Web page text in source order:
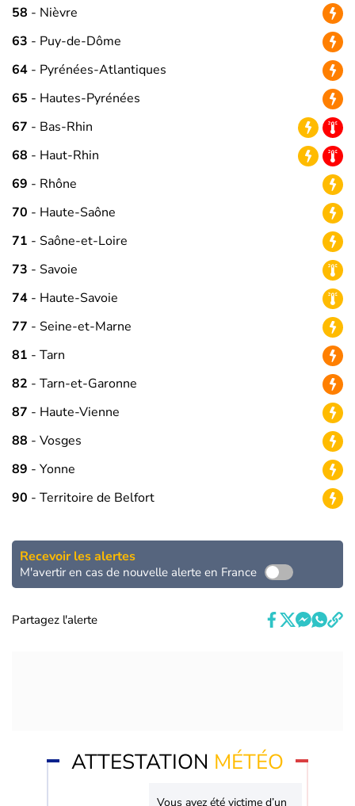
58 - Nièvre
63 - Puy-de-Dôme
64 - Pyrénées-Atlantiques
65 - Hautes-Pyrénées
67 - Bas-Rhin
68 - Haut-Rhin
69 - Rhône
70 - Haute-Saône
71 - Saône-et-Loire
73 - Savoie
74 - Haute-Savoie
77 - Seine-et-Marne
81 - Tarn
82 - Tarn-et-Garonne
87 - Haute-Vienne
88 - Vosges
89 - Yonne
90 - Territoire de Belfort
Recevoir les alertes
M'avertir en cas de nouvelle alerte en France
Partagez l'alerte
ATTESTATION MÉTÉO
Vous avez été victime d’un